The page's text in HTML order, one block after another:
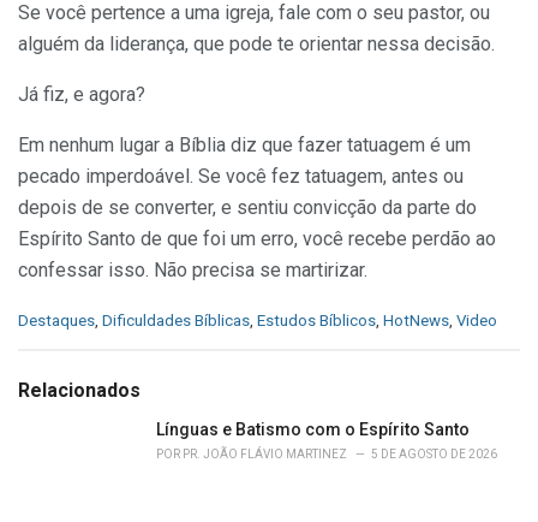
Se você pertence a uma igreja, fale com o seu pastor, ou
alguém da liderança, que pode te orientar nessa decisão.
Já fiz, e agora?
Em nenhum lugar a Bíblia diz que fazer tatuagem é um
pecado imperdoável. Se você fez tatuagem, antes ou
depois de se converter, e sentiu convicção da parte do
Espírito Santo de que foi um erro, você recebe perdão ao
confessar isso. Não precisa se martirizar.
C
e
Destaques, Dificuldades Bíblicas, Estudos Bíblicos, HotNews, Video
Relacionados
Línguas e Batismo com o Espírito Santo
POR PR. JOÃO FLÁVIO MARTINEZ 5 DE AGOSTO DE 2026